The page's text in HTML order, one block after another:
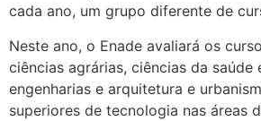
cada ano, um grupo diferente de
Neste ano, o Enade avaliará os
ciências agrárias, ciências da saúde
engenharias e arquitetura e
superiores de tecnologia nas áreas